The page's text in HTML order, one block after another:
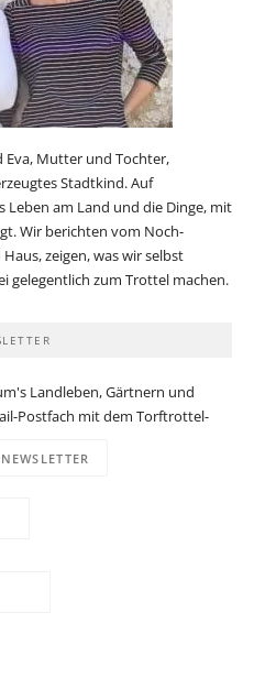
Eva, Mutter und Tochter,
Stadtkind. Auf
am Land und die Dinge, mit
Wir berichten vom Noch-
zeigen, was wir selbst
gelegentlich zum Trottel machen.
Landleben, Gärtnern und
Postfach mit dem Torftrottel-